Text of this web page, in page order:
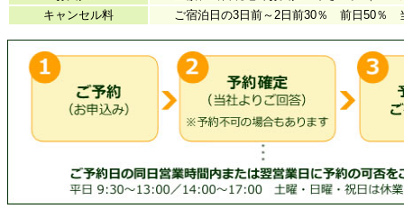
キャンセル料
ご宿泊日の3日前～2日前30％ 前日50